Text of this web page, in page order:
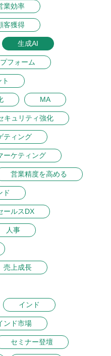
業効率
客獲得
生成AI
フォーム
MA
キュリティ強化
ティング
ーケティング
営業精度を高める
ド
ールスDX
人事
売上成長
インド
ンド市場
セミナー登壇